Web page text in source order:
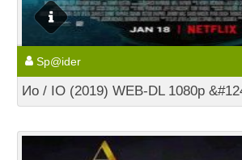
Sp@ider
Ио / IO (2019) WEB-DL 1080p